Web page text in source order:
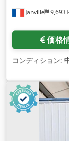
Janville 9,693
価格
コンディション: